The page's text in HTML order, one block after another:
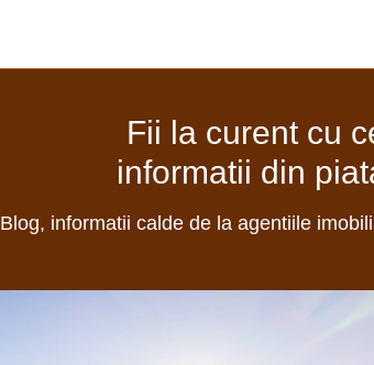
Fii la curent cu
informatii din
Blog, informatii calde de la agentiile